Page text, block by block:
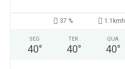
37 % 1.1kmh
SEG
40°
TER
40°
QUA
40°